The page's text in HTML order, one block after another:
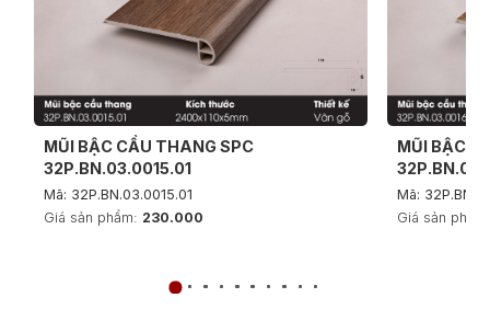
MŨI BẬC CẦU THANG SPC
32P.BN.03.0015.01
Mã: 32P.BN.03.0015.01
Giá sản phẩm: 230.000
MŨI BẬC
Mã:
Giá sản